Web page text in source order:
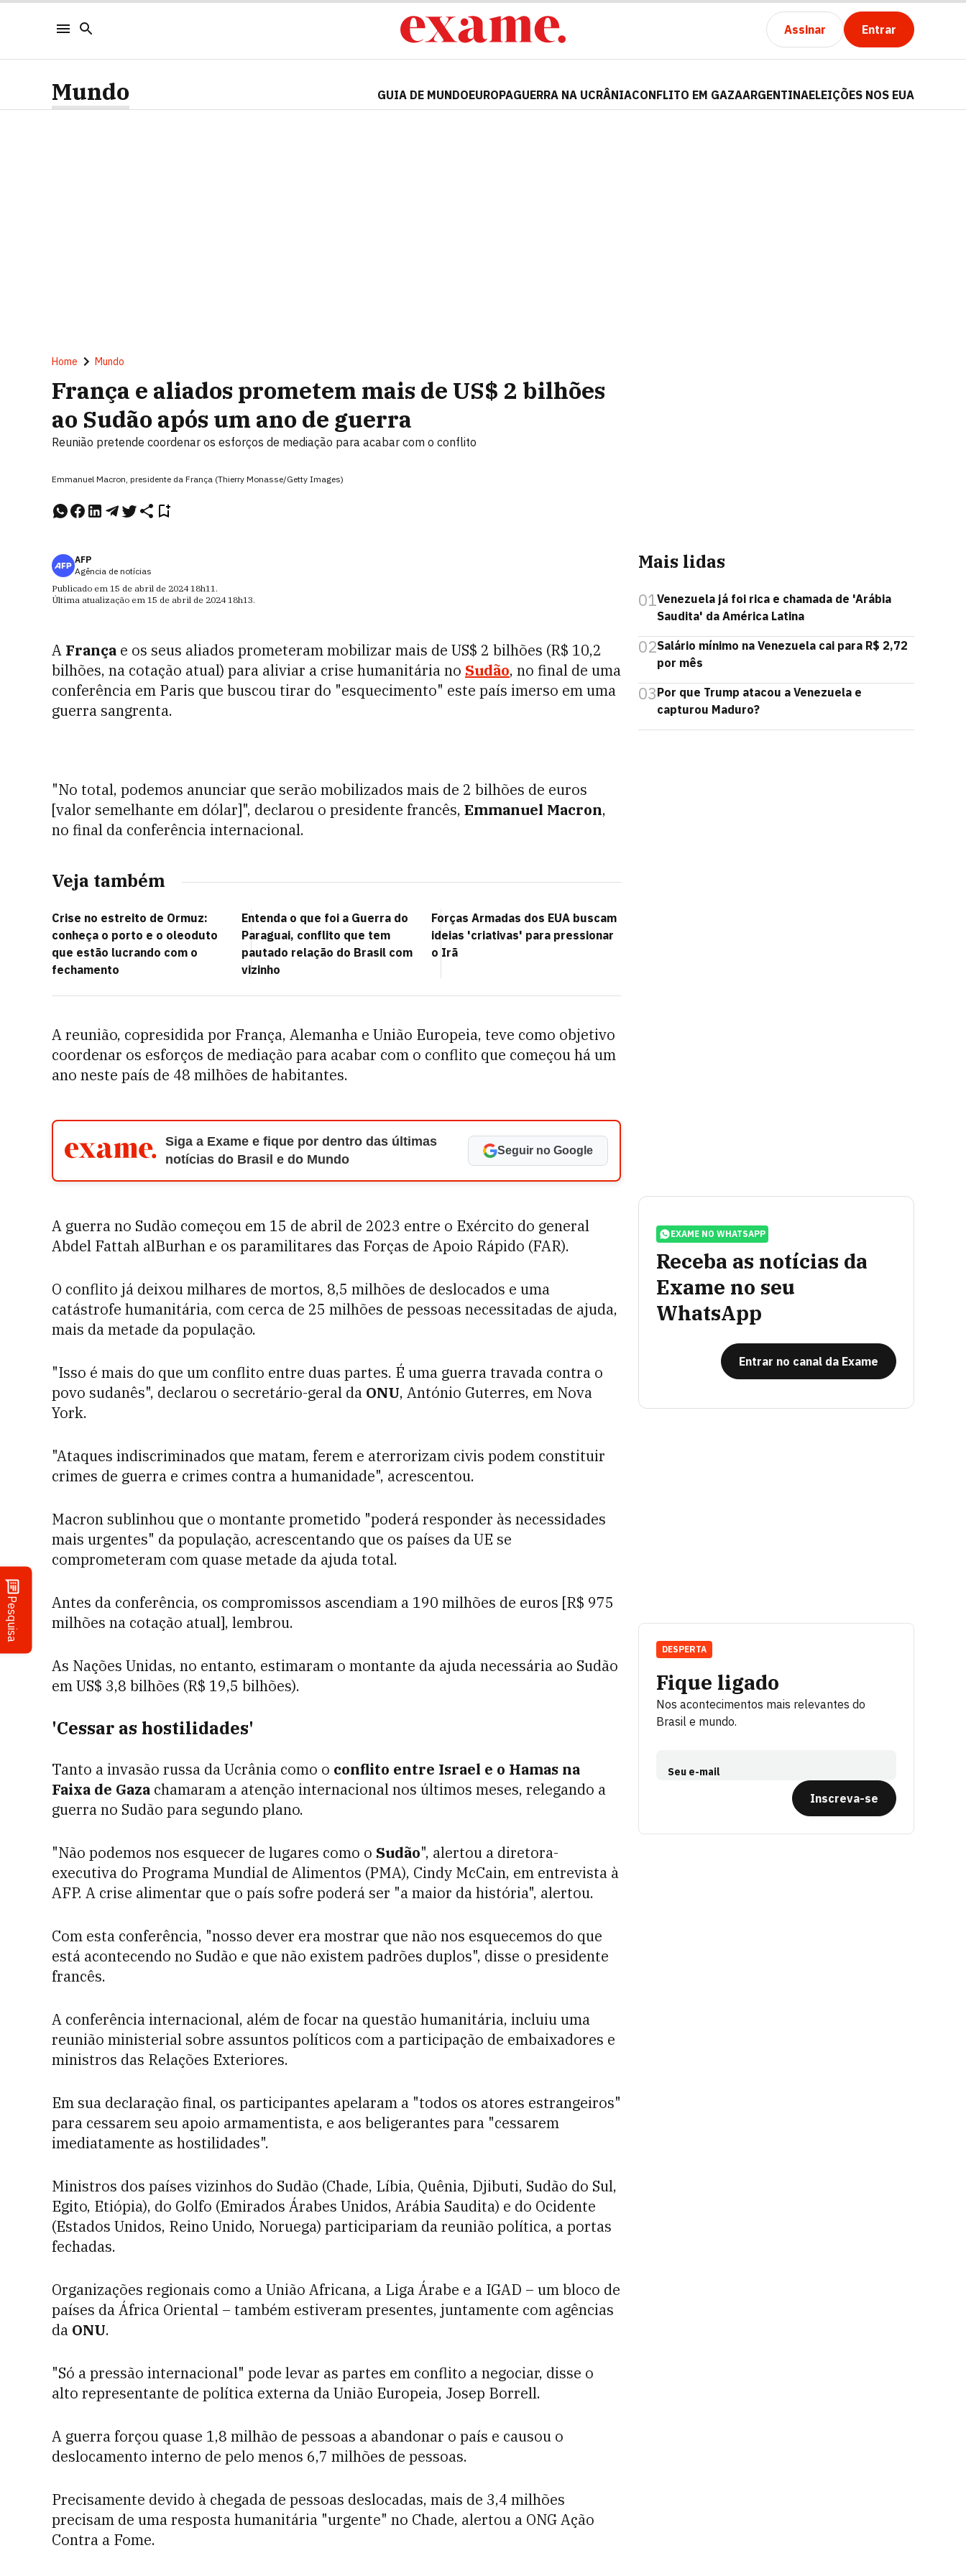
Assinar Entrar
Pesquisa
Mundo GUIA DE MUNDOEUROPAGUERRA NA UCRÂNIACONFLITO EM GAZAARGENTINAELEIÇÕES NOS EUA
Home Mundo
França e aliados prometem mais de US$ 2 bilhões
ao Sudão após um ano de guerra
Reunião pretende coordenar os esforços de mediação para acabar com o conflito
Emmanuel Macron, presidente da França (Thierry Monasse/Getty Images)
AFP
Agência de notícias
Publicado em 15 de abril de 2024 18h11.
Última atualização em 15 de abril de 2024 18h13.
A França e os seus aliados prometeram mobilizar mais de US$ 2 bilhões (R$ 10,2
bilhões, na cotação atual) para aliviar a crise humanitária no Sudão, no final de uma
conferência em Paris que buscou tirar do "esquecimento" este país imerso em uma
guerra sangrenta.
"No total, podemos anunciar que serão mobilizados mais de 2 bilhões de euros
[valor semelhante em dólar]", declarou o presidente francês, Emmanuel Macron,
no final da conferência internacional.
Veja também
Crise no estreito de Ormuz:
conheça o porto e o oleoduto
que estão lucrando com o
fechamento
Entenda o que foi a Guerra do
Paraguai, conflito que tem
pautado relação do Brasil com
vizinho
Forças Armadas dos EUA buscam
ideias 'criativas' para pressionar
o Irã
A reunião, copresidida por França, Alemanha e União Europeia, teve como objetivo
coordenar os esforços de mediação para acabar com o conflito que começou há um
ano neste país de 48 milhões de habitantes.
Siga a Exame e fique por dentro das últimas
notícias do Brasil e do Mundo
Seguir no Google
A guerra no Sudão começou em 15 de abril de 2023 entre o Exército do general
Abdel Fattah alBurhan e os paramilitares das Forças de Apoio Rápido (FAR).
O conflito já deixou milhares de mortos, 8,5 milhões de deslocados e uma
catástrofe humanitária, com cerca de 25 milhões de pessoas necessitadas de ajuda,
mais da metade da população.
"Isso é mais do que um conflito entre duas partes. É uma guerra travada contra o
povo sudanês", declarou o secretário-geral da ONU, António Guterres, em Nova
York.
"Ataques indiscriminados que matam, ferem e aterrorizam civis podem constituir
crimes de guerra e crimes contra a humanidade", acrescentou.
Macron sublinhou que o montante prometido "poderá responder às necessidades
mais urgentes" da população, acrescentando que os países da UE se
comprometeram com quase metade da ajuda total.
Antes da conferência, os compromissos ascendiam a 190 milhões de euros [R$ 975
milhões na cotação atual], lembrou.
As Nações Unidas, no entanto, estimaram o montante da ajuda necessária ao Sudão
em US$ 3,8 bilhões (R$ 19,5 bilhões).
'Cessar as hostilidades'
Tanto a invasão russa da Ucrânia como o conflito entre Israel e o Hamas na
Faixa de Gaza chamaram a atenção internacional nos últimos meses, relegando a
guerra no Sudão para segundo plano.
"Não podemos nos esquecer de lugares como o Sudão", alertou a diretora-
executiva do Programa Mundial de Alimentos (PMA), Cindy McCain, em entrevista à
AFP. A crise alimentar que o país sofre poderá ser "a maior da história", alertou.
Com esta conferência, "nosso dever era mostrar que não nos esquecemos do que
está acontecendo no Sudão e que não existem padrões duplos", disse o presidente
francês.
A conferência internacional, além de focar na questão humanitária, incluiu uma
reunião ministerial sobre assuntos políticos com a participação de embaixadores e
ministros das Relações Exteriores.
Em sua declaração final, os participantes apelaram a "todos os atores estrangeiros"
para cessarem seu apoio armamentista, e aos beligerantes para "cessarem
imediatamente as hostilidades".
Ministros dos países vizinhos do Sudão (Chade, Líbia, Quênia, Djibuti, Sudão do Sul,
Egito, Etiópia), do Golfo (Emirados Árabes Unidos, Arábia Saudita) e do Ocidente
(Estados Unidos, Reino Unido, Noruega) participariam da reunião política, a portas
fechadas.
Organizações regionais como a União Africana, a Liga Árabe e a IGAD – um bloco de
países da África Oriental – também estiveram presentes, juntamente com agências
da ONU.
"Só a pressão internacional" pode levar as partes em conflito a negociar, disse o
alto representante de política externa da União Europeia, Josep Borrell.
A guerra forçou quase 1,8 milhão de pessoas a abandonar o país e causou o
deslocamento interno de pelo menos 6,7 milhões de pessoas.
Precisamente devido à chegada de pessoas deslocadas, mais de 3,4 milhões
precisam de uma resposta humanitária "urgente" no Chade, alertou a ONG Ação
Contra a Fome.
Mais lidas
01Venezuela já foi rica e chamada de 'Arábia
Saudita' da América Latina
02Salário mínimo na Venezuela cai para R$ 2,72
por mês
03Por que Trump atacou a Venezuela e
capturou Maduro?
EXAME NO WHATSAPP
Receba as notícias da
Exame no seu
WhatsApp
Entrar no canal da Exame
Fique ligado
Nos acontecimentos mais relevantes do
Brasil e mundo.
Seu e-mail
Inscreva-se
DESPERTA